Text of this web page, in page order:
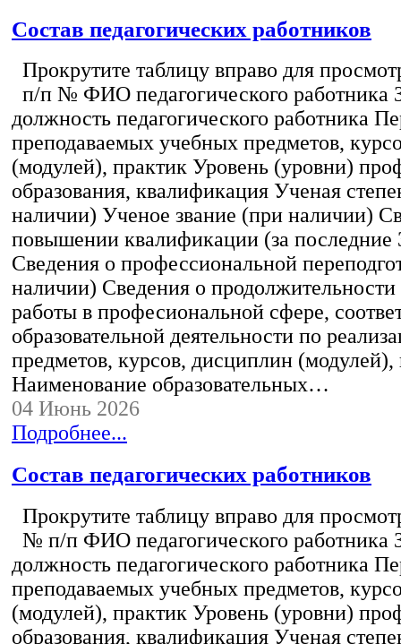
Состав педагогических работников
Прокрутите таблицу вправо для
п/п № ФИО педагогического работника
должность педагогического работника
преподаваемых учебных предметов,
(модулей), практик Уровень (уровни)
образования, квалификация Ученая
наличии) Ученое звание (при наличии)
повышении квалификации (за последние
Сведения о профессиональной
наличии) Сведения о
работы в професиональной сфере,
образовательной деятельности по
предметов, курсов, дисциплин (модулей),
Наименование образовательных…
04 Июнь 2026
Подробнее...
Состав педагогических работников
Прокрутите таблицу вправо для
№ п/п ФИО педагогического работника
должность педагогического работника
преподаваемых учебных предметов,
(модулей), практик Уровень (уровни)
образования, квалификация Ученая